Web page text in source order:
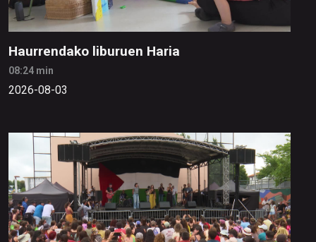
Haurrendako liburuen Haria
08:24 min
2026-08-03